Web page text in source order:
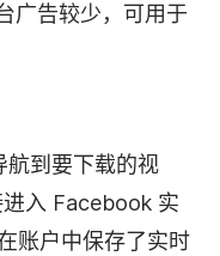
广告较少，可用于
到要下载的视
入 Facebook 实
账户中保存了实时